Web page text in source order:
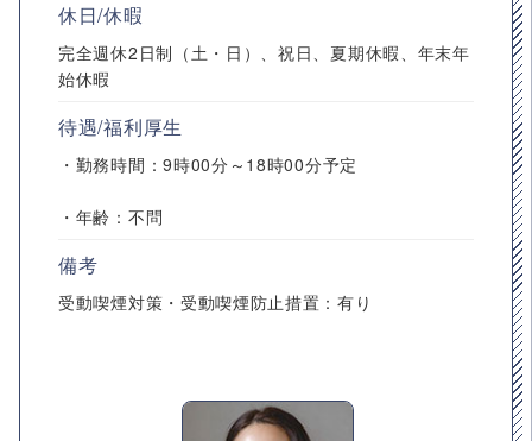
休日/休暇
完全週休2日制（土・日）、祝日、夏期休暇、年末年
始休暇
待遇/福利厚生
・勤務時間：9時00分～18時00分予定
・年齢：不問
備考
受動喫煙対策・受動喫煙防止措置：有り